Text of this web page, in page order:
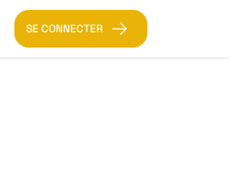
SE CONNECTER